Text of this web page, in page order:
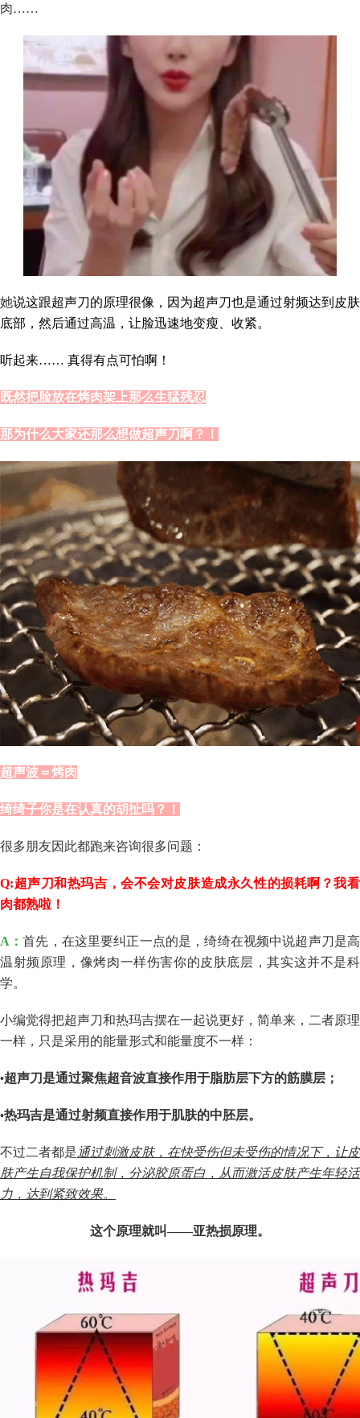
肉……
她说这跟超声刀的原理很像，因为超声刀也是通过射频达到皮肤
底部，然后通过高温，让脸迅速地变瘦、收紧。
听起来…… 真得有点可怕啊！
既然把脸放在烤肉架上那么生猛残忍
那为什么大家还那么想做超声刀啊？！
超声波＝烤肉
绮绮子你是在认真的胡扯吗？！
很多朋友因此都跑来咨询很多问题：
Q:超声刀和热玛吉，会不会对皮肤造成永久性的损耗啊？我看
肉都熟啦！
A：首先，在这里要纠正一点的是，绮绮在视频中说超声刀是高
温射频原理，像烤肉一样伤害你的皮肤底层，其实这并不是科
学。
小编觉得把超声刀和热玛吉摆在一起说更好，简单来，二者原理
一样，只是采用的能量形式和能量度不一样：
•超声刀是通过聚焦超音波直接作用于脂肪层下方的筋膜层；
•热玛吉是通过射频直接作用于肌肤的中胚层。
不过二者都是通过刺激皮肤，在快受伤但未受伤的情况下，让皮
肤产生自我保护机制，分泌胶原蛋白，从而激活皮肤产生年轻活
力， 达到紧致效果。
这个原理就叫——亚热损原理。